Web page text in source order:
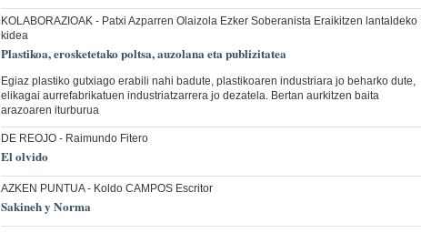
KOLABORAZIOAK- Patxi Azparren Olaizola Ezker Soberanista Eraikitzen lantaldeko
kidea
Plastikoa, erosketetako poltsa, auzolana eta publizitatea
Egiaz plastiko gutxiago erabili nahi badute, plastikoaren industriara jo beharko dute,
elikagai aurrefabrikatuen industriatzarrera jo dezatela. Bertan aurkitzen baita
arazoaren iturburua
DE REOJO- Raimundo Fitero
El olvido
AZKEN PUNTUA- Koldo CAMPOS Escritor
Sakineh y Norma